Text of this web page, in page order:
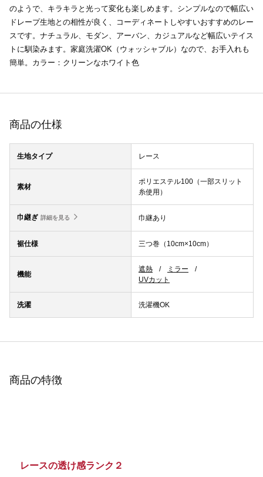
のようで、キラキラと光って変化も楽しめます。シンプルなので幅広い
ドレープ生地との相性が良く、コーディネートしやすいおすすめのレー
スです。ナチュラル、モダン、アーバン、カジュアルなど幅広いテイス
トに馴染みます。家庭洗濯OK（ウォッシャブル）なので、お手入れも
簡単。カラー：クリーンなホワイト色
商品の仕様
生地タイプ レース
素材
ポリエステル100（一部スリット
糸使用）
巾継ぎ 詳細を見る 巾継あり
裾仕様 三つ巻（10cm×10cm）
機能
遮熱
ミラー
UVカット
洗濯 洗濯機OK
商品の特徴
レースの透け感ランク２